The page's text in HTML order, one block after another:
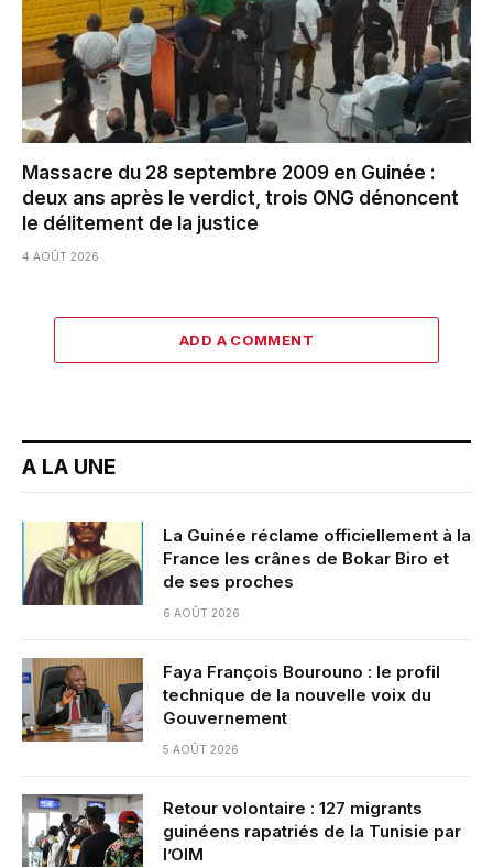
Massacre du 28 septembre 2009 en Guinée :
deux ans après le verdict, trois ONG dénoncent
le délitement de la justice
4 AOÛT 2026
ADD A COMMENT
A LA UNE
La Guinée réclame officiellement à la
France les crânes de Bokar Biro et
de ses proches
6 AOÛT 2026
Faya François Bourouno : le profil
technique de la nouvelle voix du
Gouvernement
5 AOÛT 2026
Retour volontaire : 127 migrants
guinéens rapatriés de la Tunisie par
l’OIM